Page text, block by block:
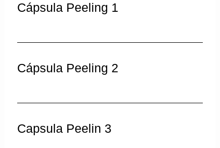
Cápsula Peeling 1
Cápsula Peeling 2
Capsula Peelin 3